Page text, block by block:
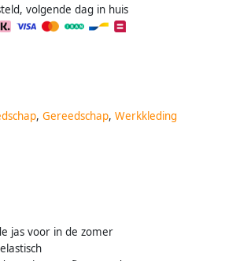
volgende dag in huis
, Gereedschap, Werkkleding
jas voor in de zomer